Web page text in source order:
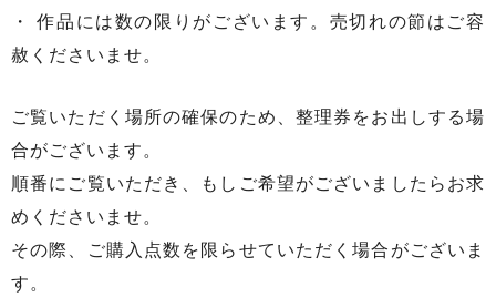
・ 作品には数の限りがございます。売切れの節はご容
赦くださいませ。
ご覧いただく場所の確保のため、整理券をお出しする場
合がございます。
順番にご覧いただき、もしご希望がございましたらお求
めくださいませ。
その際、ご購入点数を限らせていただく場合がございま
す。